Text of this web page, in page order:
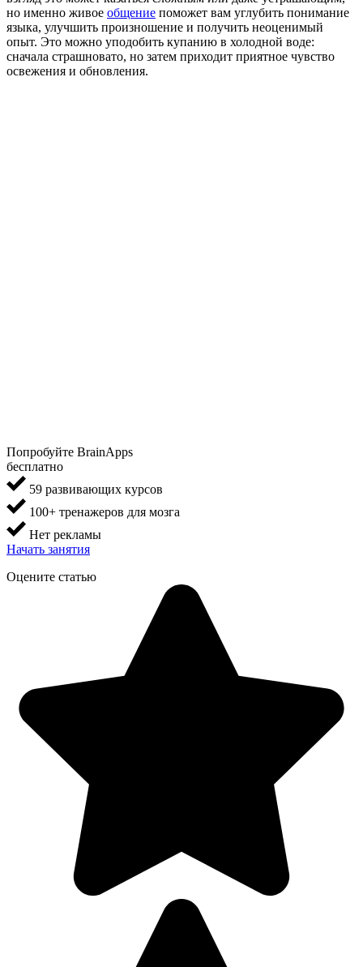
но именно живое общение поможет вам углубить понимание
языка, улучшить произношение и получить неоценимый
опыт. Это можно уподобить купанию в холодной воде:
сначала страшновато, но затем приходит приятное чувство
освежения и обновления.
Попробуйте BrainApps
бесплатно
59 развивающих курсов
100+ тренажеров для мозга
Нет рекламы
Начать занятия
Оцените статью